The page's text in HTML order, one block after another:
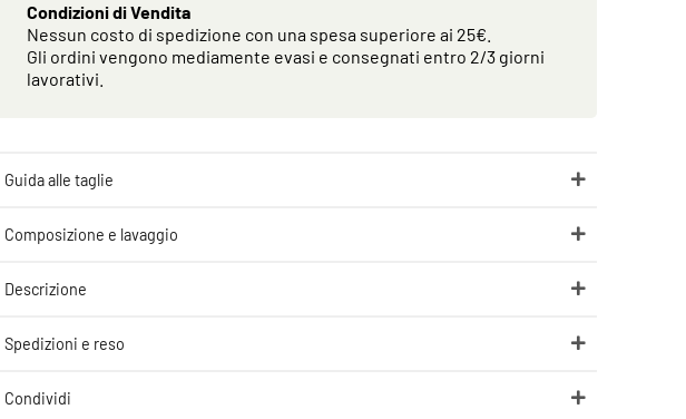
Condizioni di Vendita
Nessun costo di spedizione con una spesa superiore ai 25€.
Gli ordini vengono mediamente evasi e consegnati entro 2/3 giorni
lavorativi.
Guida alle taglie
Composizione e lavaggio
Descrizione
Spedizioni e reso
Condividi